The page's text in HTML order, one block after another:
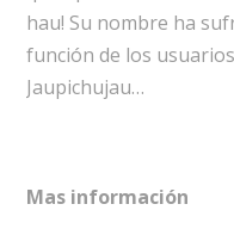
hau! Su nombre ha
función de los
Jaupichujau…
Mas información